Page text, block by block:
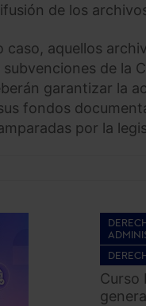
de los
caso, aquellos
de la
garantizar la
fondos
por la
Curso